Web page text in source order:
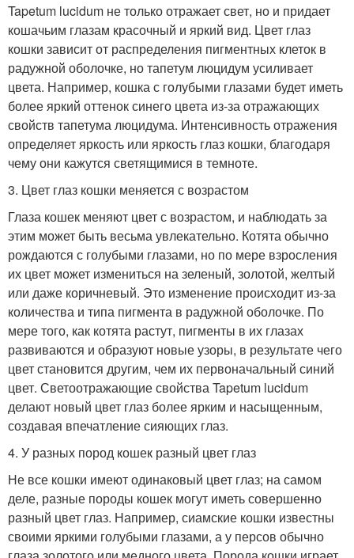
Tapetum lucidum не только отражает свет, но и придает
кошачьим глазам красочный и яркий вид. Цвет глаз
кошки зависит от распределения пигментных клеток в
радужной оболочке, но тапетум люцидум усиливает
цвета. Например, кошка с голубыми глазами будет иметь
более яркий оттенок синего цвета из-за отражающих
свойств тапетума люцидума. Интенсивность отражения
определяет яркость или яркость глаз кошки, благодаря
чему они кажутся светящимися в темноте.
3. Цвет глаз кошки меняется с возрастом
Глаза кошек меняют цвет с возрастом, и наблюдать за
этим может быть весьма увлекательно. Котята обычно
рождаются с голубыми глазами, но по мере взросления
их цвет может измениться на зеленый, золотой, желтый
или даже коричневый. Это изменение происходит из-за
количества и типа пигмента в радужной оболочке. По
мере того, как котята растут, пигменты в их глазах
развиваются и образуют новые узоры, в результате чего
цвет становится другим, чем их первоначальный синий
цвет. Светоотражающие свойства Tapetum lucidum
делают новый цвет глаз более ярким и насыщенным,
создавая впечатление сияющих глаз.
4. У разных пород кошек разный цвет глаз
Не все кошки имеют одинаковый цвет глаз; на самом
деле, разные породы кошек могут иметь совершенно
разный цвет глаз. Например, сиамские кошки известны
своими яркими голубыми глазами, а у персов обычно